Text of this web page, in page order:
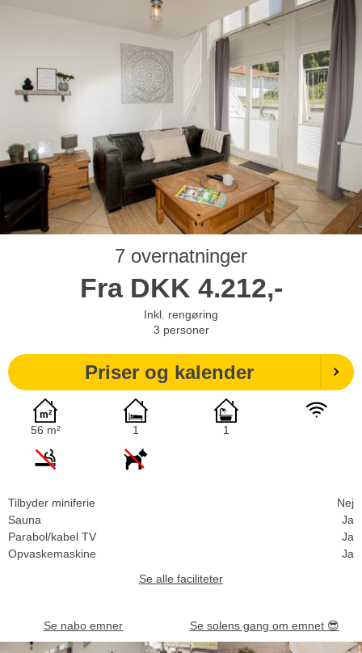
7 overnatninger
Fra DKK 4.212,-
Inkl. rengøring
3 personer
Priser og kalender
56 m² 1 1
Tilbyder miniferie
Nej
Sauna
Ja
Parabol/kabel TV
Ja
Opvaskemaskine
Ja
Se alle faciliteter
Se nabo emner Se solens gang om emnet 😎